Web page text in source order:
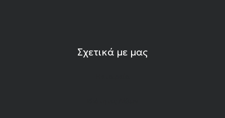
Σχετικά με μας